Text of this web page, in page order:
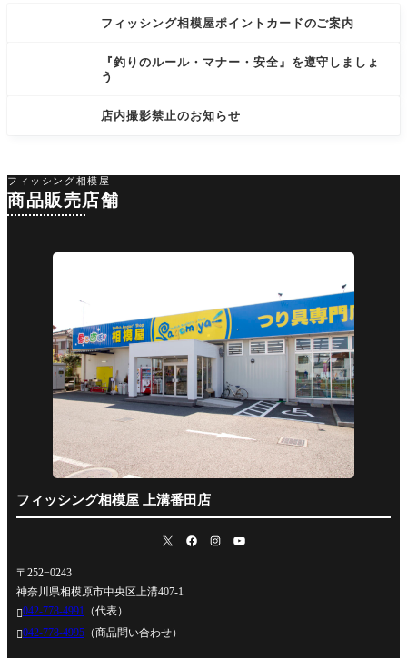
フィッシング相模屋ポイントカードのご案内
『釣りのルール・マナー・安全』を遵守しましょ
う
店内撮影禁止のお知らせ
フィッシング相模屋
商品販売店舗
フィッシング相模屋 上溝番田店
〒252−0243
神奈川県相模原市中央区上溝407-1
042-778-4991 （代表）
042-778-4995 （商品問い合わせ）